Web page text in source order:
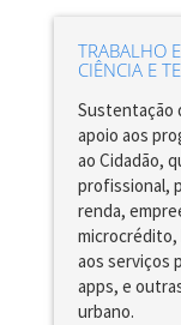
TRABALHO
CIÊNCIA E
Sustentação
apoio aos
ao Cidadão,
profissional,
renda,
microcrédito,
aos serviços
apps, e
urbano.